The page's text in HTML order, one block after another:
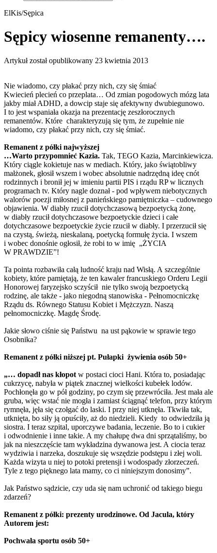
ElKis/Sępica
Sępicy wiosenne remanenty….
Artykuł został opublikowany 23 kwietnia 2013
Nie wiadomo, czy płakać przy nich, czy się śmiać
Kwiecień plecień co przeplata… Od zmian pogodowych mózg lata
jakby miał ADHD, a dowcip staje się afektywny dwubiegunowo.
I to jest wspaniała okazja na prezentację zeszłorocznych
remanentów. Które charakteryzują się tym, że zupełnie nie
wiadomo, czy płakać przy nich, czy się śmiać.
Remanent z półki najwyższej
…Warto przypomnieć Kazia. Tak, TEGO Kazia, Marcinkiewicza.
Który ciągle kokietuje nas w mediach. Który, jako świątobliwy
małżonek, głosił wszem i wobec absolutnie nadrzędną ideę cnót
rodzinnych i bronił jej w imieniu partii PIS i rządu RP w licznych
programach tv. Który nagle doznał - pod wpływem niebotycznych
walorów poezji miłosnej z panieńskiego pamiętniczka – cudownego
objawienia. W diabły rzucił dotychczasową bezpoetycką żonę,
w diabły rzucił dotychczasowe bezpoetyckie dzieci i całe
dotychczasowe bezpoetyckie życie rzucił w diabły. I przerzucił się
na czystą, świeżą, nieskalaną, poetycką formułę życia. I wszem
i wobec donośnie ogłosił, że robi to w imię „ŻYCIA
W PRAWDZIE”!
Ta pointa rozbawiła całą ludność kraju nad Wisłą. A szczególnie
kobiety, które pamiętają, że ten kawaler francuskiego Orderu Legii
Honorowej faryzejsko sczyścił nie tylko swoją bezpoetycką
rodzinę, ale także - jako niegodną stanowiska - Pełnomocniczkę
Rządu ds. Równego Statusu Kobiet i Mężczyzn. Naszą
pełnomocniczkę. Magdę Środę.
Jakie słowo ciśnie się Państwu na ust pąkowie w sprawie tego
Osobnika?
Remanent z półki niższej pt. Pułapki żywienia osób 50+
„… dopadł nas kłopot w postaci cioci Hani. Która to, posiadając
cukrzycę, nabyła w piątek znacznej wielkości kubełek lodów.
Pochłonęła go w pół godziny, po czym się przewróciła. Jest mała ale
gruba, więc wstać nie mogła i zamiast ściągnąć telefon, przy którym
rymnęła, jęła się czołgać do laski. I przy niej utknęła. Tkwiła tak,
utknięta, bo siły ją opuściły, aż do niedzieli. Kiedy to odwiedziła ją
siostra. I teraz szpital, uporczywe badania, leczenie. Bo to i cukier
i odwodnienie i inne takie. A my chałupę dwa dni sprzątaliśmy, bo
jak na nieszczęście tam wykładzina dywanowa jest. A ciocia teraz
wydziwia i narzeka, doszukuje się wszędzie podstępu i złej woli.
Każda wizyta u niej to potoki pretensji i wodospady złorzeczeń.
Tyle z tego pięknego lata mamy, co ci niniejszym donosimy”.
Jak Państwo sądzicie, czy uda się nam uchronić od takiego biegu
zdarzeń?
Remanent z półki: prezenty urodzinowe. Od Jacula, który
Autorem jest:
Pochwała sportu osób 50+